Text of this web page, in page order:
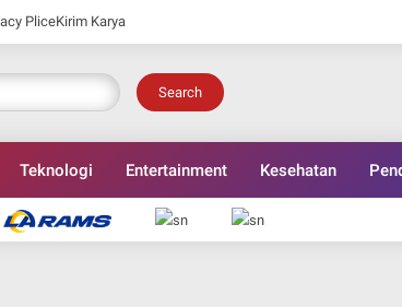
PliceKirim Karya
Search
Teknologi Entertainment Kesehatan